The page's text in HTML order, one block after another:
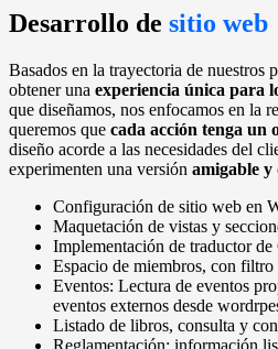
Desarrollo de sitio web
Basados en la trayectoria de nuestros
obtener una experiencia única para
que diseñamos, nos enfocamos en la
queremos que cada acción tenga un
diseño acorde a las necesidades del
experimenten una versión amigable y
Configuración de sitio web en
Maquetación de vistas y
Implementación de traductor de
Espacio de miembros, con filtro
Eventos: Lectura de eventos
eventos externos desde
Listado de libros, consulta y